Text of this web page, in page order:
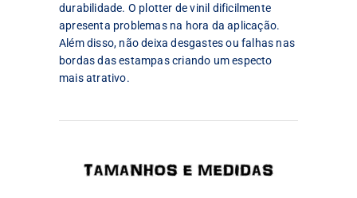
durabilidade. O plotter de vinil dificilmente
apresenta problemas na hora da aplicação.
Além disso, não deixa desgastes ou falhas nas
bordas das estampas criando um especto
mais atrativo.